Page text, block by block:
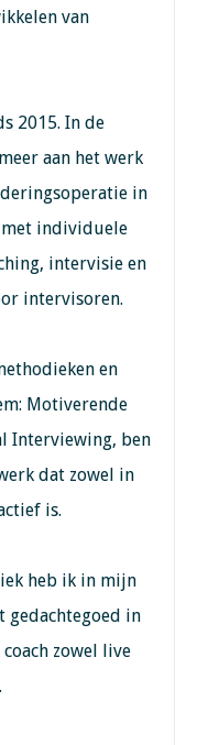
van
2015. In de
aan het werk
in
met individuele
intervisie en
intervisoren.
en
Motiverende
Interviewing, ben
dat zowel in
is.
heb ik in mijn
gedachtegoed in
zowel live